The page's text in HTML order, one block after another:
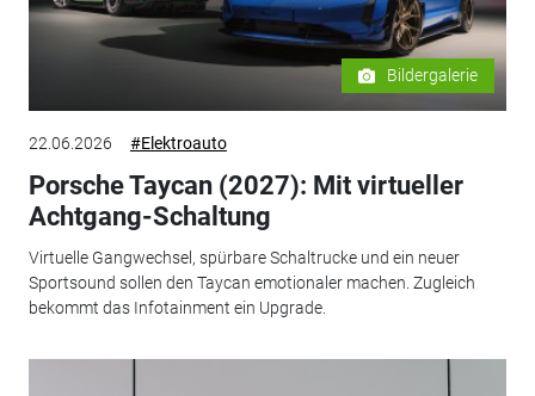
Bildergalerie
22.06.2026 #Elektroauto
Porsche Taycan (2027): Mit virtueller
Achtgang-Schaltung
Virtuelle Gangwechsel, spürbare Schaltrucke und ein neuer
Sportsound sollen den Taycan emotionaler machen. Zugleich
bekommt das Infotainment ein Upgrade.